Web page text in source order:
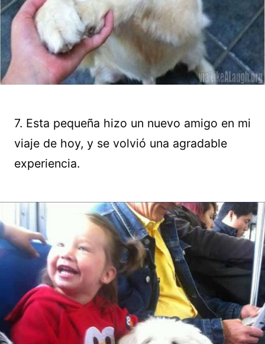
7. Esta pequeña hizo un nuevo amigo en mi
viaje de hoy, y se volvió una agradable
experiencia.